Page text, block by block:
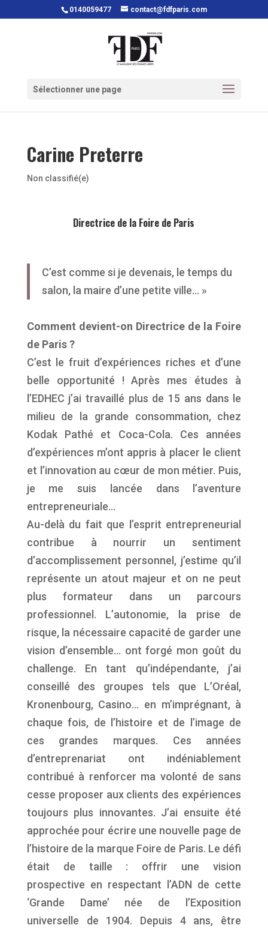
0140059477 contact@fdfparis.com
Sélectionner une page
Carine Preterre
Non classifié(e)
Directrice de la Foire de Paris
C’est comme si je devenais, le temps du
salon, la maire d’une petite ville… »
Comment devient-on Directrice de la Foire
de Paris ?
C’est le fruit d’expériences riches et d’une
belle opportunité ! Après mes études à
l’EDHEC j’ai travaillé plus de 15 ans dans le
milieu de la grande consommation, chez
Kodak Pathé et Coca-Cola. Ces années
d’expériences m’ont appris à placer le client
et l’innovation au cœur de mon métier. Puis,
je me suis lancée dans l’aventure
entrepreneuriale…
Au-delà du fait que l’esprit entrepreneurial
contribue à nourrir un sentiment
d’accomplissement personnel, j’estime qu’il
représente un atout majeur et on ne peut
plus formateur dans un parcours
professionnel. L’autonomie, la prise de
risque, la nécessaire capacité de garder une
vision d’ensemble… ont forgé mon goût du
challenge. En tant qu’indépendante, j’ai
conseillé des groupes tels que L’Oréal,
Kronenbourg, Casino… en m’imprégnant, à
chaque fois, de l’histoire et de l’image de
ces grandes marques. Ces années
d’entreprenariat ont indéniablement
contribué à renforcer ma volonté de sans
cesse proposer aux clients des expériences
toujours plus innovantes. J’ai ensuite été
approchée pour écrire une nouvelle page de
l’histoire de la marque Foire de Paris. Le défi
était de taille : offrir une vision
prospective en respectant l’ADN de cette
‘Grande Dame’ née de l’Exposition
universelle de 1904. Depuis 4 ans, être